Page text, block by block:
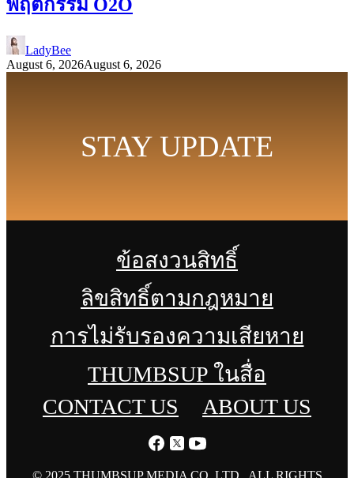
พฤติกรรม O2O
LadyBee
August 6, 2026August 6, 2026
STAY UPDATE
ข้อสงวนสิทธิ์
ลิขสิทธิ์ตามกฎหมาย
การไม่รับรองความเสียหาย
THUMBSUP ในสื่อ
CONTACT US
ABOUT US
© 2025 THUMBSUP MEDIA CO.,LTD., ALL RIGHTS